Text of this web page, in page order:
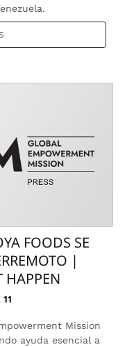
FOODS SE
|
HAPPEN
11
Mission
ayuda esencial a